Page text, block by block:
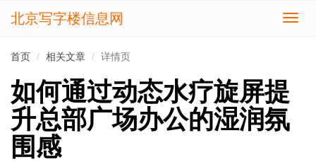
切
北京写字楼信息网
首页 相关文章 详情页
如何通过动态水疗旋屏提
升总部广场办公的湿润氛
围感